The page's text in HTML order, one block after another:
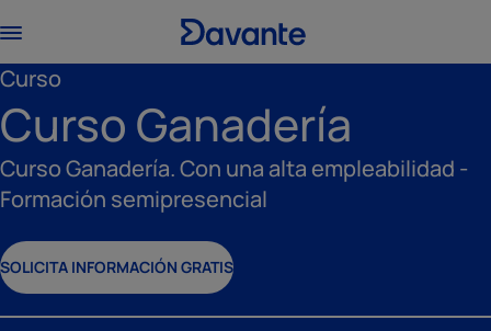
Curso
Curso Ganadería
Curso Ganadería. Con una alta empleabilidad -
Formación semipresencial
SOLICITA INFORMACIÓN GRATIS